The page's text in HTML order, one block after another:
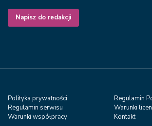
Napisz do redakcji
Polityka prywatności
Regulamin
Regulamin serwisu
Warunki
Warunki współpracy
Kontakt